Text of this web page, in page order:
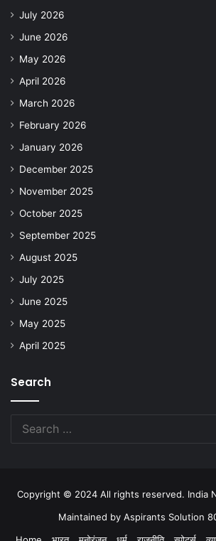
July 2026
June 2026
May 2026
April 2026
March 2026
February 2026
January 2026
December 2025
November 2025
October 2025
September 2025
August 2025
July 2025
June 2025
May 2025
April 2025
Search
Copyright © 2024 All rights reserved. India
Maintained by Aspirants Solution